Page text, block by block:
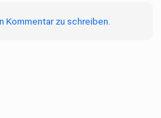
Kommentar zu schreiben.